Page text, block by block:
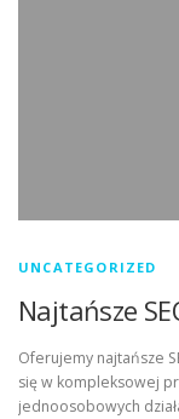
UNCATEGORIZED
Najtańsze
Oferujemy najtańsze
się w kompleksowej
jednoosobowych